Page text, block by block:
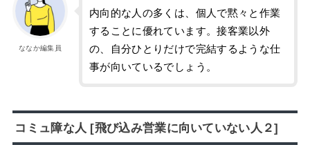
ななか編集員
内向的な人の多くは、個人で黙々と作業
することに優れています。接客業以外
の、自分ひとりだけで完結するような仕
事が向いているでしょう。
コミュ障な人 [飛び込み営業に向いていない人２]